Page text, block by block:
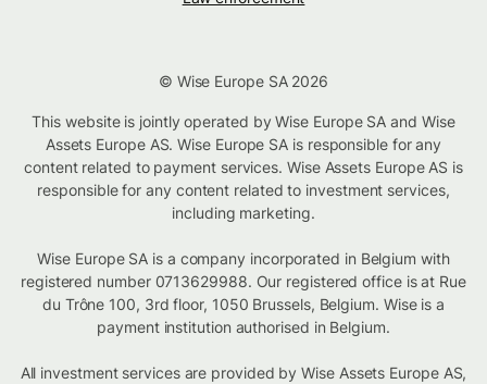
© Wise Europe SA 2026
This website is jointly operated by Wise Europe SA and Wise
Assets Europe AS. Wise Europe SA is responsible for any
content related to payment services. Wise Assets Europe AS is
responsible for any content related to investment services,
including marketing.
Wise Europe SA is a company incorporated in Belgium with
registered number 0713629988. Our registered office is at Rue
du Trône 100, 3rd floor, 1050 Brussels, Belgium. Wise is a
payment institution authorised in Belgium.
All investment services are provided by Wise Assets Europe AS,